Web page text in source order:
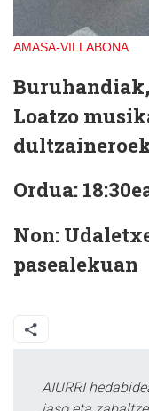
AMASA-VILLABONA
Loatzo
Ordua:
Non:
pasealekuan
AIURRI